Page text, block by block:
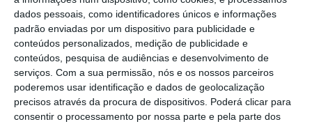
dados pessoais, como identificadores únicos e informações
padrão enviadas por um dispositivo para publicidade e
conteúdos personalizados, medição de publicidade e
conteúdos, pesquisa de audiências e desenvolvimento de
serviços. Com a sua permissão, nós e os nossos parceiros
poderemos usar identificação e dados de geolocalização
precisos através da procura de dispositivos. Poderá clicar para
consentir o processamento por nossa parte e pela parte dos
https://eco.sapo.pt/quote/antonio-costa-e-para-isso-fomos-buscar-um-gestor-bancario-com-toda-4/ Copiar
Assine o ECO Premium